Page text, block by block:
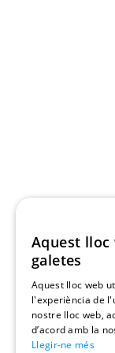
Aquest
galetes
Aquest lloc web
l'experiència de
nostre lloc web,
d’acord amb la
Llegir-ne més